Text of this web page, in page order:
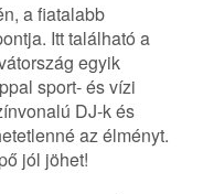
a fiatalabb
Itt található a
egyik
sport- és vízi
DJ-k és
az élményt.
jól jöhet!